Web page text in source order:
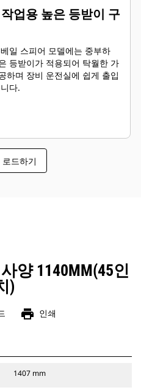
업용 높은 등받이 구
일 스피어 모델에는 중부하
등받이가 적용되어 탁월한 가
하며 장비 운전실에 쉽게 출입
다.
드하기
양 1140MM(45인
)
print 인쇄
1407 mm